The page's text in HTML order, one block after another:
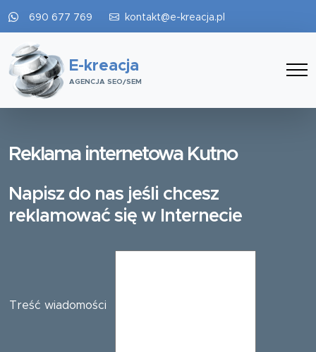
690 677 769 kontakt@e-kreacja.pl
E-kreacja
AGENCJA SEO/SEM
Reklama internetowa Kutno
Napisz do nas jeśli chcesz
reklamować się w Internecie
Treść wiadomości